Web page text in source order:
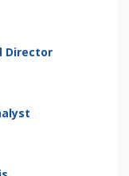
Director